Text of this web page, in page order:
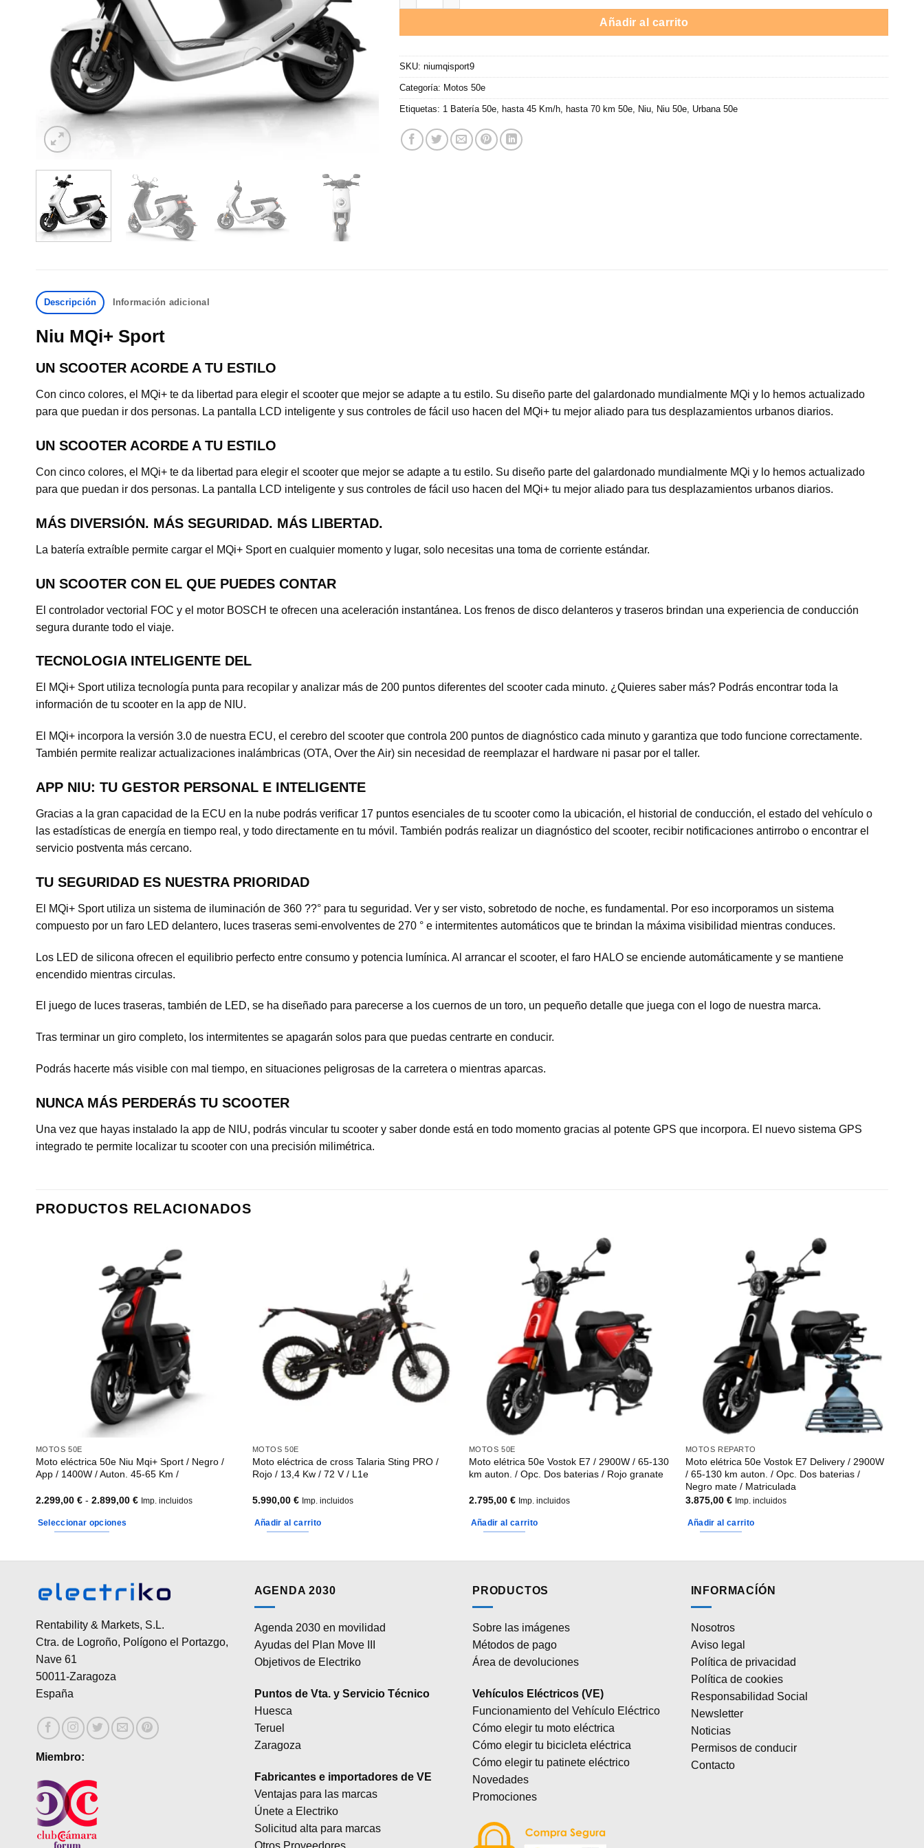
hasta
2.899,00 €
Añadir al carrito
SKU:niumqisport9
Categoría: Motos 50e
Etiquetas: 1 Batería 50e hasta 45 Km/h hasta 70 km 50e Niu Niu 50e Urbana 50e
Descripción Información adicional
Niu MQi+ Sport
UN SCOOTER ACORDE A TU ESTILO
Con cinco colores, el MQi+ te da libertad para elegir el scooter que mejor se adapte a tu estilo. Su diseño parte del galardonado mundialmente MQi y lo hemos actualizado
para que puedan ir dos personas. La pantalla LCD inteligente y sus controles de fácil uso hacen del MQi+ tu mejor aliado para tus desplazamientos urbanos diarios.
UN SCOOTER ACORDE A TU ESTILO
Con cinco colores, el MQi+ te da libertad para elegir el scooter que mejor se adapte a tu estilo. Su diseño parte del galardonado mundialmente MQi y lo hemos actualizado
para que puedan ir dos personas. La pantalla LCD inteligente y sus controles de fácil uso hacen del MQi+ tu mejor aliado para tus desplazamientos urbanos diarios.
MÁS DIVERSIÓN. MÁS SEGURIDAD. MÁS LIBERTAD.
La batería extraíble permite cargar el MQi+ Sport en cualquier momento y lugar, solo necesitas una toma de corriente estándar.
UN SCOOTER CON EL QUE PUEDES CONTAR
El controlador vectorial FOC y el motor BOSCH te ofrecen una aceleración instantánea. Los frenos de disco delanteros y traseros brindan una experiencia de conducción
segura durante todo el viaje.
TECNOLOGIA INTELIGENTE DEL
El MQi+ Sport utiliza tecnología punta para recopilar y analizar más de 200 puntos diferentes del scooter cada minuto. ¿Quieres saber más? Podrás encontrar toda la
información de tu scooter en la app de NIU.
El MQi+ incorpora la versión 3.0 de nuestra ECU, el cerebro del scooter que controla 200 puntos de diagnóstico cada minuto y garantiza que todo funcione correctamente.
También permite realizar actualizaciones inalámbricas (OTA, Over the Air) sin necesidad de reemplazar el hardware ni pasar por el taller.
APP NIU: TU GESTOR PERSONAL E INTELIGENTE
Gracias a la gran capacidad de la ECU en la nube podrás verificar 17 puntos esenciales de tu scooter como la ubicación, el historial de conducción, el estado del vehículo o
las estadísticas de energía en tiempo real, y todo directamente en tu móvil. También podrás realizar un diagnóstico del scooter, recibir notificaciones antirrobo o encontrar el
servicio postventa más cercano.
TU SEGURIDAD ES NUESTRA PRIORIDAD
El MQi+ Sport utiliza un sistema de iluminación de 360 ??° para tu seguridad. Ver y ser visto, sobretodo de noche, es fundamental. Por eso incorporamos un sistema
compuesto por un faro LED delantero, luces traseras semi-envolventes de 270 ° e intermitentes automáticos que te brindan la máxima visibilidad mientras conduces.
Los LED de silicona ofrecen el equilibrio perfecto entre consumo y potencia lumínica. Al arrancar el scooter, el faro HALO se enciende automáticamente y se mantiene
encendido mientras circulas.
El juego de luces traseras, también de LED, se ha diseñado para parecerse a los cuernos de un toro, un pequeño detalle que juega con el logo de nuestra marca.
Tras terminar un giro completo, los intermitentes se apagarán solos para que puedas centrarte en conducir.
Podrás hacerte más visible con mal tiempo, en situaciones peligrosas de la carretera o mientras aparcas.
NUNCA MÁS PERDERÁS TU SCOOTER
Una vez que hayas instalado la app de NIU, podrás vincular tu scooter y saber donde está en todo momento gracias al potente GPS que incorpora. El nuevo sistema GPS
integrado te permite localizar tu scooter con una precisión milimétrica.
PRODUCTOS RELACIONADOS
MOTOS 50E
Moto eléctrica 50e Niu Mqi+ Sport / Negro /
App / 1400W / Auton. 45-65 Km /
2.299,00 € - 2.899,00 €Rango
Imp. incluidos
Seleccionar opciones
múltiples
variantes.
Las
pueden
elegir
en
página
producto
MOTOS 50E
Moto eléctrica de cross Talaria Sting PRO /
Rojo / 13,4 Kw / 72 V / L1e
5.990,00 € Imp. incluidos
Añadir al carrito
MOTOS 50E
Moto elétrica 50e Vostok E7 / 2900W / 65-130
km auton. / Opc. Dos baterias / Rojo granate
2.795,00 € Imp. incluidos
Añadir al carrito
MOTOS REPARTO
Moto elétrica 50e Vostok E7 Delivery / 2900W
/ 65-130 km auton. / Opc. Dos baterias /
Negro mate / Matriculada
3.875,00 € Imp. incluidos
Añadir al carrito
Rentability & Markets, S.L.
Ctra. de Logroño, Polígono el Portazgo,
Nave 61
50011-Zaragoza
España
Miembro:
AGENDA 2030
Agenda 2030 en movilidad
Ayudas del Plan Move III
Objetivos de Electriko
Puntos de Vta. y Servicio Técnico
Huesca
Teruel
Zaragoza
Fabricantes e importadores de VE
Ventajas para las marcas
Únete a Electriko
Solicitud alta para marcas
Otros Proveedores
PRODUCTOS
Sobre las imágenes
Métodos de pago
Área de devoluciones
Vehículos Eléctricos (VE)
Funcionamiento del Vehículo Eléctrico
Cómo elegir tu moto eléctrica
Cómo elegir tu bicicleta eléctrica
Cómo elegir tu patinete eléctrico
Novedades
Promociones
INFORMACÍÓN
Nosotros
Aviso legal
Política de privacidad
Política de cookies
Responsabilidad Social
Newsletter
Noticias
Permisos de conducir
Contacto